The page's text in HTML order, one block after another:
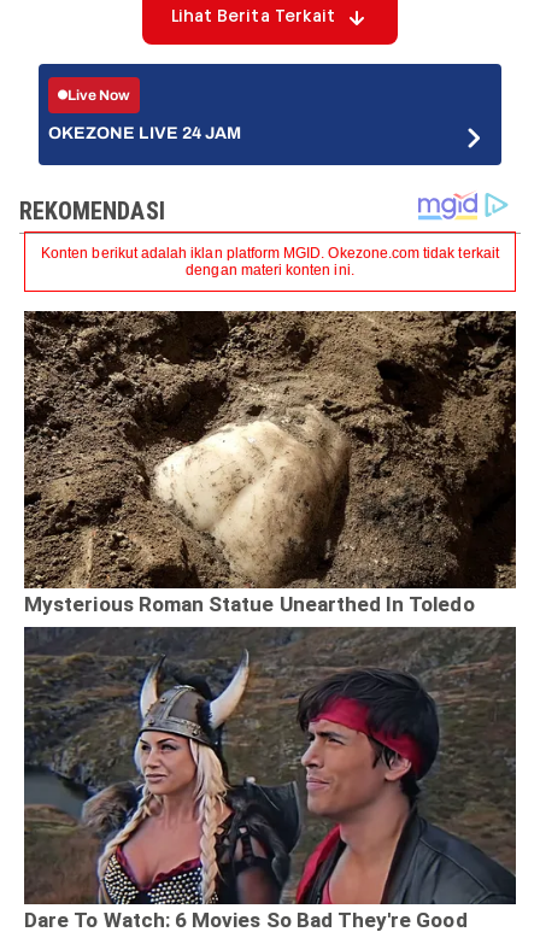
Lihat Berita Terkait
Live Now
OKEZONE LIVE 24 JAM